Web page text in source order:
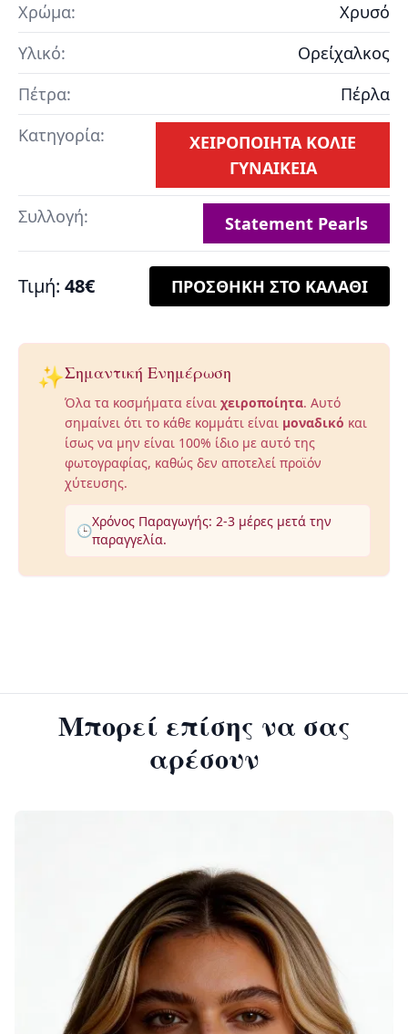
Χρώμα:
Χρυσό
Υλικό:
Ορείχαλκος
Πέτρα:
Πέρλα
Κατηγορία:
ΧΕΙΡΟΠΟΙΗΤΑ ΚΟΛΙΕ
ΓΥΝΑΙΚΕΙΑ
Συλλογή: Statement Pearls
Τιμή: 48€ ΠΡΟΣΘΗΚΗ ΣΤΟ ΚΑΛΑΘΙ
✨Σημαντική Ενημέρωση
Όλα τα κοσμήματα είναι χειροποίητα. Αυτό
σημαίνει ότι το κάθε κομμάτι είναι μοναδικό και
ίσως να μην είναι 100% ίδιο με αυτό της
φωτογραφίας, καθώς δεν αποτελεί προϊόν
χύτευσης.
🕒
Χρόνος Παραγωγής: 2-3 μέρες μετά την
παραγγελία.
Μπορεί επίσης να σας
αρέσουν